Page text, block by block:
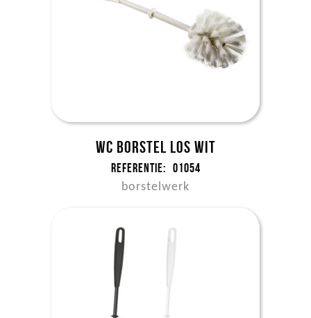
WC borstel los wit
Referentie: 01054
borstelwerk